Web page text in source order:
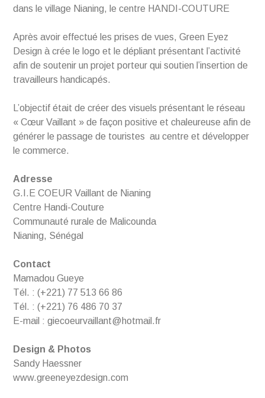
dans le village Nianing, le centre HANDI-COUTURE
Après avoir effectué les prises de vues, Green Eyez
Design à crée le logo et le dépliant présentant l’activité
afin de soutenir un projet porteur qui soutien l’insertion de
travailleurs handicapés.
L’objectif était de créer des visuels présentant le réseau
« Cœur Vaillant » de façon positive et chaleureuse afin de
générer le passage de touristes au centre et développer
le commerce.
Adresse
G.I.E COEUR Vaillant de Nianing
Centre Handi-Couture
Communauté rurale de Malicounda
Nianing, Sénégal
Contact
Mamadou Gueye
Tél. : (+221) 77 513 66 86
Tél. : (+221) 76 486 70 37
E-mail : giecoeurvaillant@hotmail.fr
Design & Photos
Sandy Haessner
www.greeneyezdesign.com